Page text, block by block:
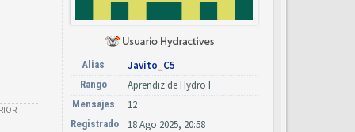
Alias Javito_C5
Rango Aprendiz de Hydro I
Mensajes 12
Registrado 18 Ago 2025, 20:58